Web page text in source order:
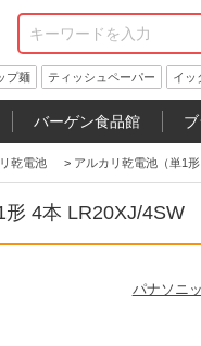
プ麺 ティッシュペーパー イッ
バーゲン食品館
乾電池 > アルカリ乾電池（単1形
4本 LR20XJ/4SW
パナソニ